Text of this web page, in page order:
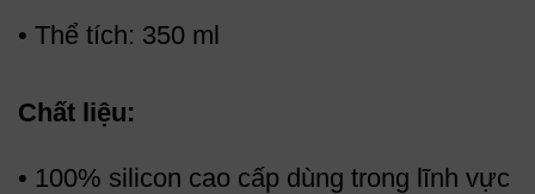
• Thể tích: 350 ml
Chất liệu:
• 100% silicon cao cấp dùng trong lĩnh vực